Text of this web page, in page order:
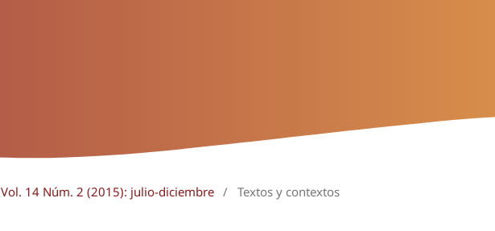
Vol. 14 Núm. 2 (2015): julio-diciembre / Textos y contextos